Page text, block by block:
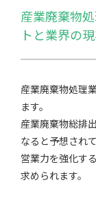
産業廃棄物
トと業界の
産業廃棄物処理
ます。
産業廃棄物総排
なると予想され
営業力を強化す
求められます。